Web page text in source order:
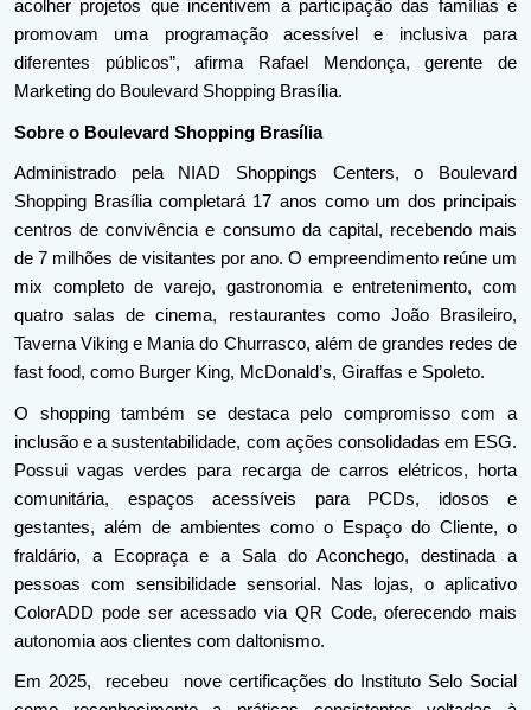
acolher projetos que incentivem a participação das famílias e
promovam uma programação acessível e inclusiva para
diferentes públicos”, afirma Rafael Mendonça, gerente de
Marketing do Boulevard Shopping Brasília.
Sobre o Boulevard Shopping Brasília
Administrado pela NIAD Shoppings Centers, o Boulevard
Shopping Brasília completará 17 anos como um dos principais
centros de convivência e consumo da capital, recebendo mais
de 7 milhões de visitantes por ano. O empreendimento reúne um
mix completo de varejo, gastronomia e entretenimento, com
quatro salas de cinema, restaurantes como João Brasileiro,
Taverna Viking e Mania do Churrasco, além de grandes redes de
fast food, como Burger King, McDonald’s, Giraffas e Spoleto.
O shopping também se destaca pelo compromisso com a
inclusão e a sustentabilidade, com ações consolidadas em ESG.
Possui vagas verdes para recarga de carros elétricos, horta
comunitária, espaços acessíveis para PCDs, idosos e
gestantes, além de ambientes como o Espaço do Cliente, o
fraldário, a Ecopraça e a Sala do Aconchego, destinada a
pessoas com sensibilidade sensorial. Nas lojas, o aplicativo
ColorADD pode ser acessado via QR Code, oferecendo mais
autonomia aos clientes com daltonismo.
Em 2025,  recebeu  nove certificações do Instituto Selo Social